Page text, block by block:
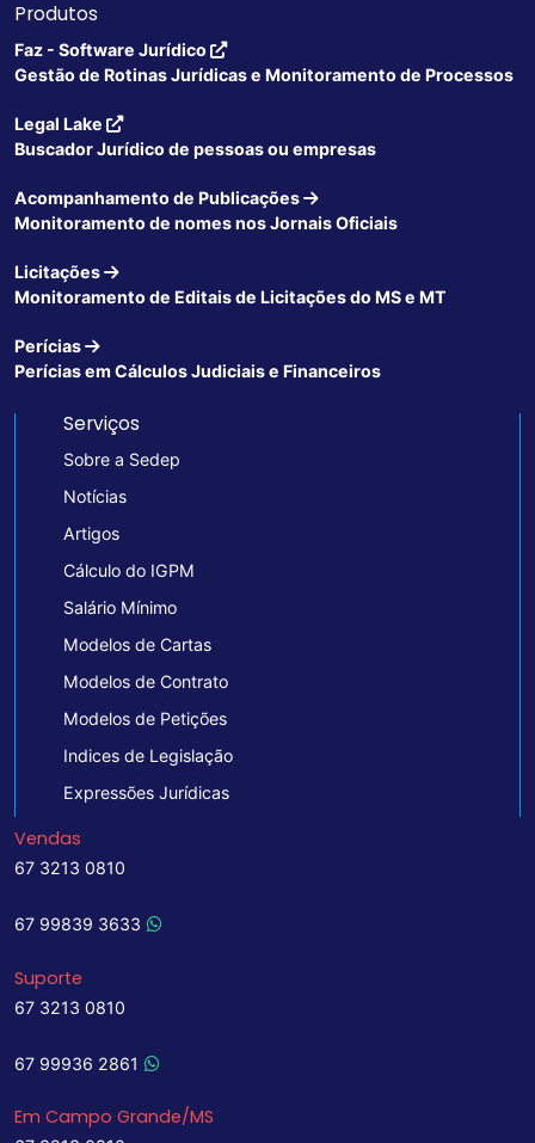
Produtos
Faz - Software Jurídico
Gestão de Rotinas Jurídicas e Monitoramento de Processos
Legal Lake
Buscador Jurídico de pessoas ou empresas
Acompanhamento de Publicações
Monitoramento de nomes nos Jornais Oficiais
Licitações
Monitoramento de Editais de Licitações do MS e MT
Perícias
Perícias em Cálculos Judiciais e Financeiros
Serviços
Sobre a Sedep
Notícias
Artigos
Cálculo do IGPM
Salário Mínimo
Modelos de Cartas
Modelos de Contrato
Modelos de Petições
Indices de Legislação
Expressões Jurídicas
Vendas
67 3213 0810
67 99839 3633
Suporte
67 3213 0810
67 99936 2861
Em Campo Grande/MS